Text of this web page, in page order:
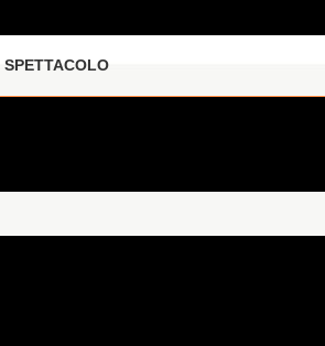
SPETTACOLO